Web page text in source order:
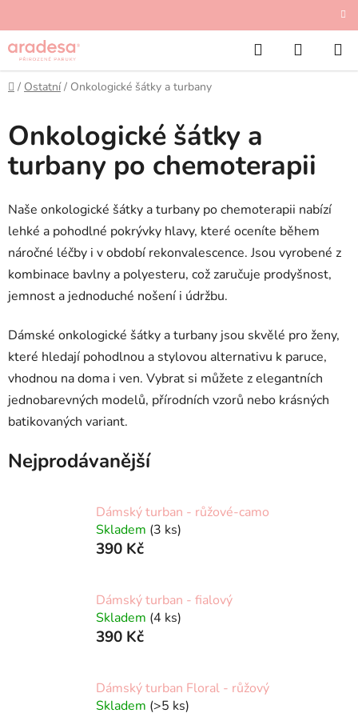
obsah
Hledat
KOŠÍK
Domů
/ Ostatní / Onkologické šátky a turbany
Onkologické šátky a
turbany po chemoterapii
Naše onkologické šátky a turbany po chemoterapii nabízí
lehké a pohodlné pokrývky hlavy, které oceníte během
náročné léčby i v období rekonvalescence. Jsou vyrobené z
kombinace bavlny a polyesteru, což zaručuje prodyšnost,
jemnost a jednoduché nošení i údržbu.
Dámské onkologické šátky a turbany jsou skvělé pro ženy,
které hledají pohodlnou a stylovou alternativu k paruce,
vhodnou na doma i ven. Vybrat si můžete z elegantních
jednobarevných modelů, přírodních vzorů nebo krásných
batikovaných variant.
Nejprodávanější
Dámský turban - růžové-camo
Skladem (3 ks)
390 Kč
Dámský turban - fialový
Skladem (4 ks)
390 Kč
Dámský turban Floral - růžový
Skladem (>5 ks)